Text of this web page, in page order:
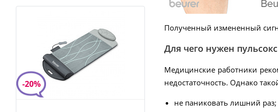
-20%
Полученный измененный
Для чего нужен
Медицинские работники
недостаточность. Однако
не паниковать лишний раз;